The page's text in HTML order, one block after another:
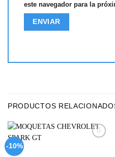
este navegador para la
PRODUCTOS
-10%